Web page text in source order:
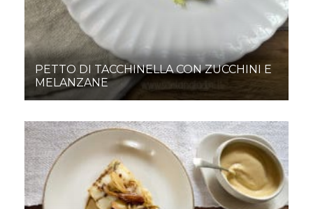
PETTO DI TACCHINELLA CON ZUCCHINI E
MELANZANE